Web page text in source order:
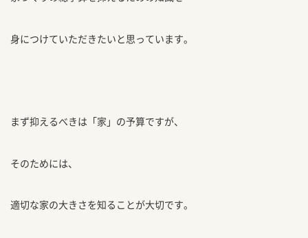
身につけていただきたいと思っています。
まず抑えるべきは「家」の予算ですが、
そのためには、
適切な家の大きさを知ることが大切です。